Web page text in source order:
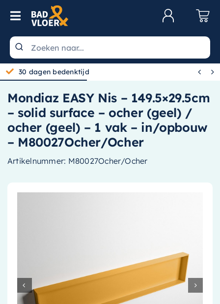
Skip to content
Toggle Navigation
Wastafels
Toiletten
Spiegels
Kranen
Douche
Badkamermeubels
PVC
30 dagen bedenktijd  
Mondiaz EASY Nis – 149.5×29.5cm
– solid surface – ocher (geel) /
ocher (geel) – 1 vak – in/opbouw
– M80027Ocher/Ocher
Artikelnummer: M80027Ocher/Ocher